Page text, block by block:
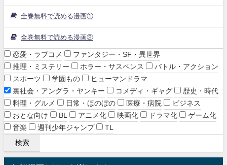
全巻無料で読める漫画①
全巻無料で読める漫画②
恋愛・ラブコメ
ファンタジー・SF・異世界
推理・ミステリー
ホラー・サスペンス
バトル・アクション
スポーツ
学園もの
ヒューマンドラマ
裏社会・アングラ・ヤンキー
コメディ・ギャグ
歴史・時代
料理・グルメ
日常・ほのぼの 医療・病院
ビジネス
おとな向け
BL アニメ化 映画化 ドラマ化
ゲーム化
音楽
週刊少年ジャンプ TL